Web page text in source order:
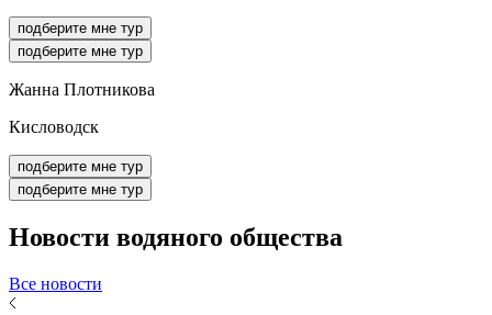
подберите мне тур
подберите мне тур
Жанна Плотникова
Кисловодск
подберите мне тур
подберите мне тур
Новости водяного общества
Все новости